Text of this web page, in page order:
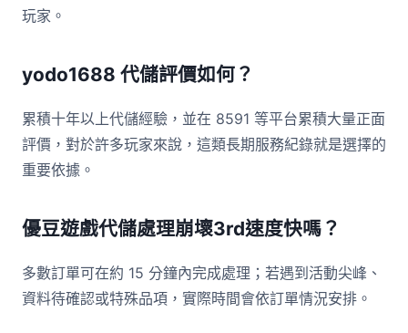
玩家。
yodo1688 代儲評價如何？
累積十年以上代儲經驗，並在 8591 等平台累積大量正面
評價，對於許多玩家來說，這類長期服務紀錄就是選擇的
重要依據。
優豆遊戲代儲處理崩壞3rd速度快嗎？
多數訂單可在約 15 分鐘內完成處理；若遇到活動尖峰、
資料待確認或特殊品項，實際時間會依訂單情況安排。